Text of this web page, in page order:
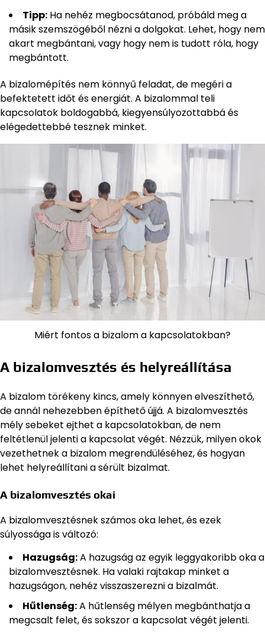
Tipp: Ha nehéz megbocsátanod, próbáld meg a
másik szemszögéből nézni a dolgokat. Lehet, hogy nem
akart megbántani, vagy hogy nem is tudott róla, hogy
megbántott.
A bizalomépítés nem könnyű feladat, de megéri a
befektetett időt és energiát. A bizalommal teli
kapcsolatok boldogabbá, kiegyensúlyozottabbá és
elégedettebbé tesznek minket.
Miért fontos a bizalom a kapcsolatokban?
A bizalomvesztés és helyreállítása
A bizalom törékeny kincs, amely könnyen elveszíthető,
de annál nehezebben építhető újjá. A bizalomvesztés
mély sebeket ejthet a kapcsolatokban, de nem
feltétlenül jelenti a kapcsolat végét. Nézzük, milyen okok
vezethetnek a bizalom megrendüléséhez, és hogyan
lehet helyreállítani a sérült bizalmat.
A bizalomvesztés okai
A bizalomvesztésnek számos oka lehet, és ezek
súlyossága is változó:
Hazugság:A hazugság az egyik leggyakoribb oka a
bizalomvesztésnek. Ha valaki rajtakap minket a
hazugságon, nehéz visszaszerezni a bizalmát.
Hűtlenség:A hűtlenség mélyen megbánthatja a
megcsalt felet, és sokszor a kapcsolat végét jelenti.